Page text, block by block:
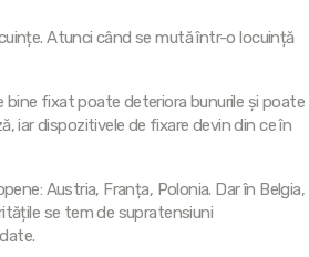
Atunci când se mută într-o locuință
bine fixat poate deteriora bunurile și poate
iar dispozitivele de fixare devin din ce în
Austria, Franța, Polonia. Dar în Belgia,
se tem de supratensiuni